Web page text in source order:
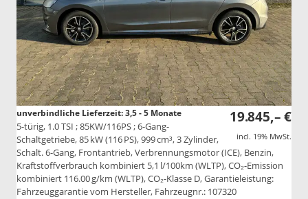
19.845,– €
incl. 19% MwSt.
unverbindliche Lieferzeit: 3,5 - 5 Monate
5-türig, 1.0 TSI ; 85KW/116PS ; 6-Gang-
Schaltgetriebe, 85 kW (116 PS), 999 cm³, 3 Zylinder,
Schalt. 6-Gang, Frontantrieb, Verbrennungsmotor (ICE), Benzin,
Kraftstoffverbrauch kombiniert 5,1 l/100km (WLTP), CO₂-Emission
kombiniert 116.00 g/km (WLTP), CO₂-Klasse D, Garantieleistung:
Fahrzeuggarantie vom Hersteller, Fahrzeugnr.: 107320